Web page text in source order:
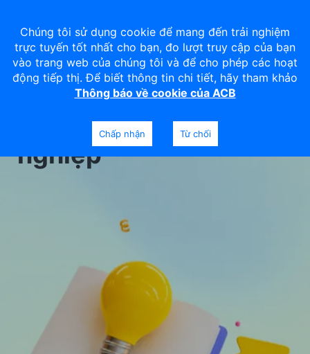
Tín dụng doanh
nghiệp
Chúng tôi sử dụng cookie để mang đến trải nghiệm
trực tuyến tốt nhất cho bạn, đo lượt truy cập của bạn
vào trang web của chúng tôi và để cho phép các hoạt
động tiếp thị. Để biết thông tin chi tiết, hãy tham khảo
Thông báo về cookie của ACB
Chấp nhận Từ chối